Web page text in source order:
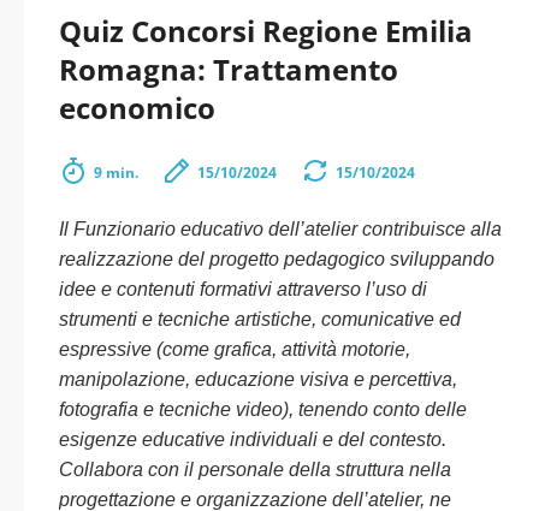
Quiz Concorsi Regione Emilia
Romagna: Trattamento
economico
9 min. 15/10/2024 15/10/2024
Il Funzionario educativo dell’atelier contribuisce alla
realizzazione del progetto pedagogico sviluppando
idee e contenuti formativi attraverso l’uso di
strumenti e tecniche artistiche, comunicative ed
espressive (come grafica, attività motorie,
manipolazione, educazione visiva e percettiva,
fotografia e tecniche video), tenendo conto delle
esigenze educative individuali e del contesto.
Collabora con il personale della struttura nella
progettazione e organizzazione dell’atelier, ne